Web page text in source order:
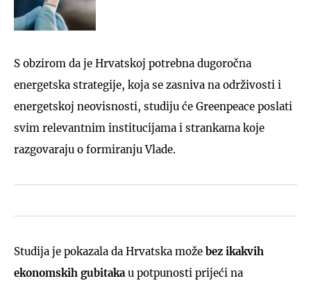
S obzirom da je Hrvatskoj potrebna dugoročna
energetska strategije, koja se zasniva na održivosti i
energetskoj neovisnosti, studiju će Greenpeace poslati
svim relevantnim institucijama i strankama koje
razgovaraju o formiranju Vlade.
Studija je pokazala da Hrvatska može bez ikakvih
ekonomskih gubitaka u potpunosti prijeći na